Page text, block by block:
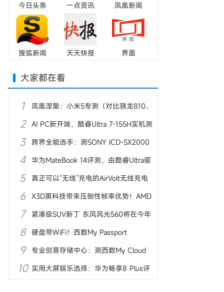
今日头条 一点资讯 凤凰新闻
搜狐新闻 天天快报 界面
大家都在看
1
凤凰涅槃：小米5专测（对比骁龙810、
麒麟950）
2
AI PC新开端，酷睿Ultra 7-155H实机测
3
跨界全能选手：测SONY ICD-SX2000
录音笔
4
华为MateBook 14评测，由酷睿Ultra驱
动AI体验
5
真正可以“无线”充电的AirVolt无线充电
器亮相
6
X3D黑科技带来压倒性帧率优势！AMD
锐龙7 9800X3D首测
7
紧凑级SUV新丁 东风风光560将在今年
10月上市
8
硬盘带WiFi！西数My Passport
Wireless Pro图赏
9
专业创意存储中心：测西数My Cloud
Pro PR4100
10 实用大屏娱乐选择：华为畅享8 Plus评